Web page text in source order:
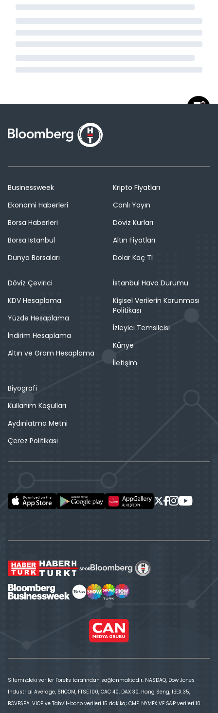
Businessweek
Ekonomi Haberleri
Borsa Haberleri
Borsa İstanbul
Dünya Borsaları
Kripto Fiyatları
Canlı Yayın
Döviz Kurları
Altın Fiyatları
Dolar Kaç Tl
Döviz Çevirici
KDV Hesaplama
Yüzde Hesaplama
İndirim Hesaplama
Altın ve Gram Hesaplama
İstanbul Hava Durumu
Kişisel Verilerin Korunması
Politikası
İzleyici Temsilcisi
Künye
İletişim
Biyografi
Kullanım Koşulları
Aydınlatma Metni
Çerez Politikası
Sitemizdeki veriler Foreks tarafından sağlanmaktadır. NASDAQ, Dow Jones
Industrial Average, SHCOM, FTSE 100, CAC 40, DAX 30, Hang Seng, IBEX 35,
BOVESPA, VİOP ve Tahvil-bono verileri 15 dakika; CME, NYMEX VE S&P verileri 10